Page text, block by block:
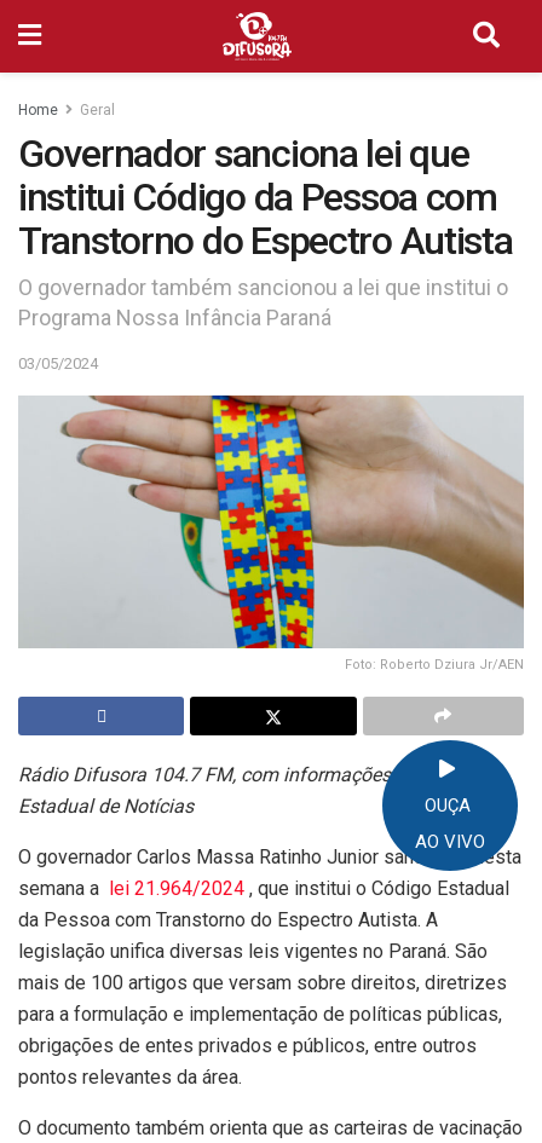
OUÇA
AO VIVO
Home Geral
Governador sanciona lei que
institui Código da Pessoa com
Transtorno do Espectro Autista
​O governador também sancionou a lei que institui o
Programa Nossa Infância Paraná
03/05/2024
Foto: Roberto Dziura Jr/AEN
Rádio Difusora 104.7 FM, com informações da Agência
Estadual de Notícias
O governador Carlos Massa Ratinho Junior sancionou nesta
semana a ​​​​​​​lei 21.964/2024 , que institui o Código Estadual
da Pessoa com Transtorno do Espectro Autista. A
legislação unifica diversas leis vigentes no Paraná. São
mais de 100 artigos que versam sobre direitos, diretrizes
para a formulação e implementação de políticas públicas,
obrigações de entes privados e públicos, entre outros
pontos relevantes da área.
O documento também orienta que as carteiras de vacinação